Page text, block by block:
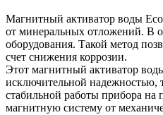
Магнитный активатор воды
от минеральных отложений. В
оборудования. Такой метод
счет снижения коррозии.
Этот магнитный активатор
исключительной надежностью,
стабильной работы прибора
магнитную систему от